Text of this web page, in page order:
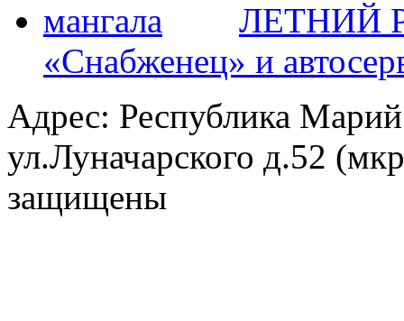
ЛЕТНИЙ
«Снабженец» и
Адрес: Республика
ул.Луначарского д.52
защищены